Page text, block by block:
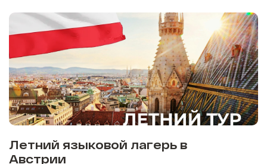
Летний языковой лагерь в
Австрии